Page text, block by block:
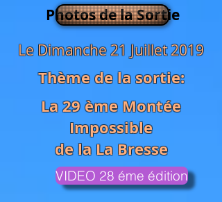
Photos de la Sortie
Le Dimanche 21 Juillet 2019
Thème de la sortie:
La 29 ème Montée
Impossible
de la La Bresse
VIDEO 28 éme édition